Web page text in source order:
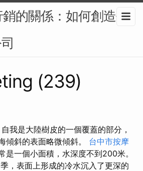
銷的關係：如何創造長
(239)
我是大陸樹皮的一個覆蓋的部分，
傾斜的表面略微傾斜。 台中市按摩
是一個小面積，水深度不到200米。
，表面上形成的冷水沉入了更深的